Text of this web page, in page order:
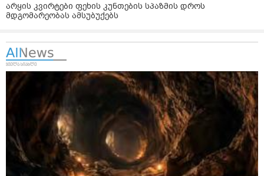
არყის კვირტები ფეხის კუნთების სპაზმის დროს
მდგომარეობას ამსუბუქებს